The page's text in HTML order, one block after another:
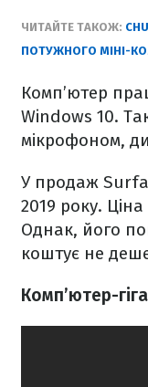
ЧИТАЙТЕ ТАКОЖ:
ПОТУЖНОГО МІНІ-
Комп’ютер
Windows 10.
мікрофоном,
У продаж
2019 року.
Однак, його
коштує не
Комп’ютер-